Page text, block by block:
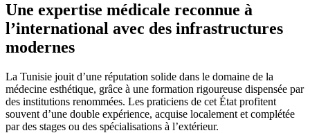
Une expertise médicale reconnue à
l’international avec des infrastructures
modernes
La Tunisie jouit d’une réputation solide dans le domaine de la
médecine esthétique, grâce à une formation rigoureuse dispensée par
des institutions renommées. Les praticiens de cet État profitent
souvent d’une double expérience, acquise localement et complétée
par des stages ou des spécialisations à l’extérieur.